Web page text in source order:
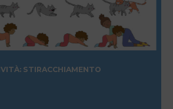
STIRACCHIAMENTO